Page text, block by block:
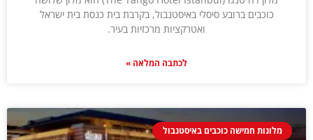
כוכבים ברובע סיסלי באיסטנבול, בקרבת בית כנסת בית ישראל
ואטרקציות מרכזיות בעיר.
לכתבה המלאה »
מלונות חמישה כוכבים באיסטנבול